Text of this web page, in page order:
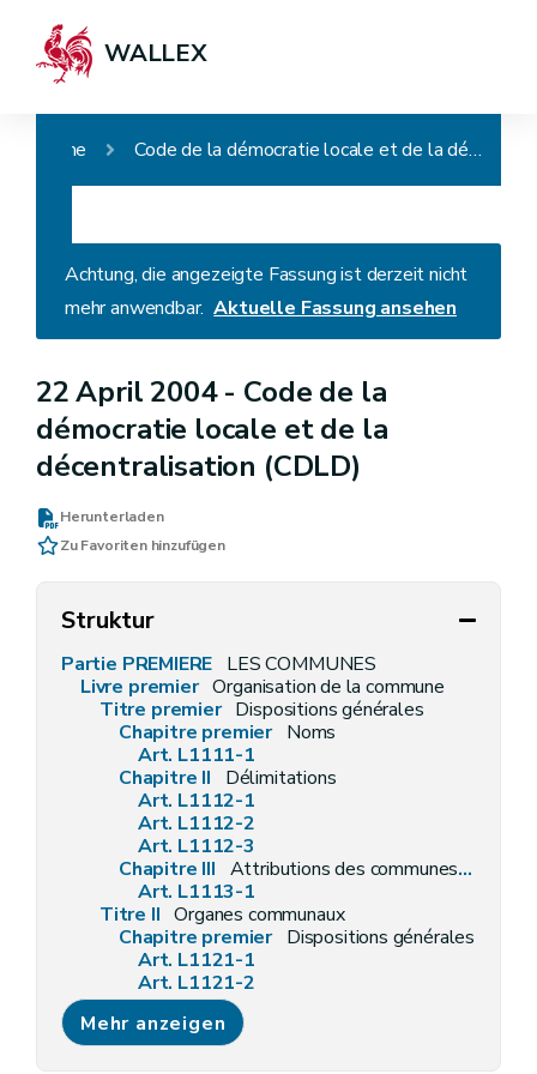
WALLEX
Home Code de la démocratie locale et de la décentralisation (CDLD)
Achtung, die angezeigte Fassung ist derzeit nicht
mehr anwendbar. Aktuelle Fassung ansehen
22 April 2004 - Code de la
démocratie locale et de la
décentralisation (CDLD)
Herunterladen
Zu Favoriten hinzufügen
Struktur
Partie PREMIERE LES COMMUNES
Livre premier Organisation de la commune
Titre premier Dispositions générales
Chapitre premier Noms
Art. L1111-1
Chapitre II
Délimitations
Art. L1112-1
Art. L1112-2
Art. L1112-3
Chapitre III Attributions des communes en général
Art. L1113-1
Titre II Organes communaux
Chapitre premier Dispositions générales
Art. L1121-1
Art. L1121-2
Art. L1121-3
Art. L1121-4
Chapitre II Les conseillers communaux
Mehr anzeigen